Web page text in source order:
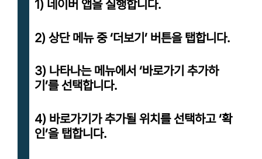
1) 네이버 앱을 실행합니다.
2) 상단 메뉴 중 ‘더보기’ 버튼을 탭합니다.
3) 나타나는 메뉴에서 ‘바로가기 추가하
기’를 선택합니다.
4) 바로가기가 추가될 위치를 선택하고 ‘확
인’을 탭합니다.